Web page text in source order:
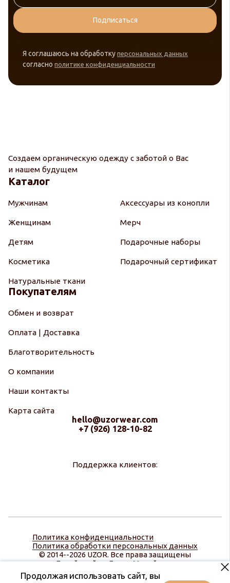
Подписаться
Я соглашаюсь на обработку персональных данных
согласно политике конфиденциальности
Создаем органическую одежду с заботой о Вас
и нашем будущем
Каталог
Мужчинам
Женщинам
Детям
Косметика
Натуральные ткани
Аксессуары из конопли
Мерч
Подарочные наборы
Подарочный сертификат
Покупателям
Обмен и возврат
Оплата | Доставка
Благотворительность
О компании
Наши контакты
Карта сайта
hello@uzorwear.com
+7 (926) 128-10-82
Поддержка клиентов:
Политика конфиденциальности
Политика обработки персональных данных
© 2014--2026 UZOR. Все права защищены
Дизайн сайта:Диана Меняйлова
Продолжая использовать сайт, вы